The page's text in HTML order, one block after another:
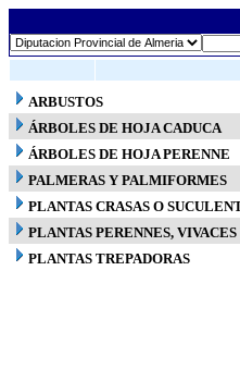
ARBUSTOS
ÁRBOLES DE HOJA CADUCA
ÁRBOLES DE HOJA PERENNE
PALMERAS Y PALMIFORMES
PLANTAS CRASAS O
PLANTAS PERENNES,
PLANTAS TREPADORAS